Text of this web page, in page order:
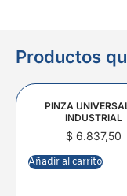
Productos
PINZA
INDUSTRIAL
$ 6.837,50
Añadir al carrito